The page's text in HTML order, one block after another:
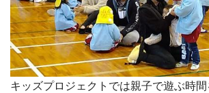
キッズプロジェクトでは親子で遊ぶ時